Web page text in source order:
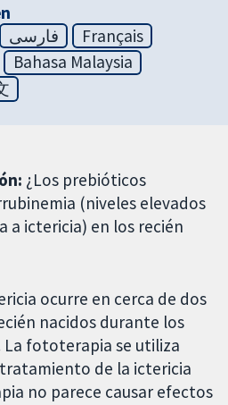
فارسی
Français
Bahasa Malaysia
¿Los prebióticos
(niveles elevados
a ictericia) en los recién
ocurre en cerca de dos
nacidos durante los
La fototerapia se utiliza
de la ictericia
no parece causar efectos